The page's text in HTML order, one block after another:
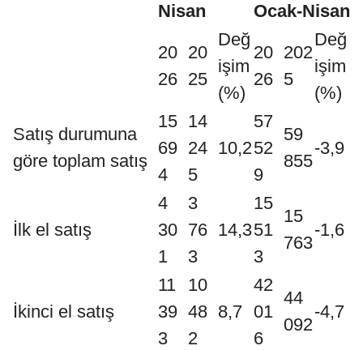
Nisan
Ocak-Nisan
20
26
20
25
Değ
işim
(%)
20
26
202
5
Değ
işim
(%)
Satış durumuna
göre toplam satış
15
69
4
14
24
5
10,2
57
52
9
59
855
-3,9
İlk el satış
4
30
1
3
76
3
14,3
15
51
3
15
763
-1,6
İkinci el satış
11
39
3
10
48
2
8,7
42
01
6
44
092
-4,7